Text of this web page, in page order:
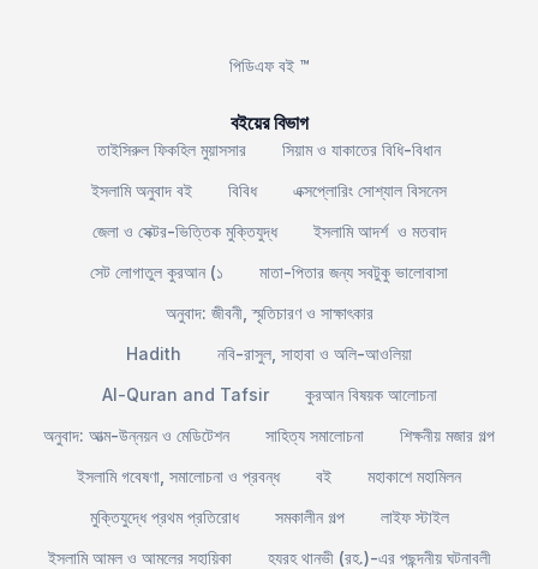
পিডিএফ বই ™
বইয়ের বিভাগ
তাইসিরুল ফিকহিল মুয়াসসার
সিয়াম ও যাকাতের বিধি-বিধান
ইসলামি অনুবাদ বই
বিবিধ
এক্সপ্লোরিং সোশ্যাল বিসনেস
জেলা ও সেক্টর-ভিত্তিক মুক্তিযুদ্ধ
ইসলামি আদর্শ ও মতবাদ
সেট লোগাতুল কুরআন (১
মাতা-পিতার জন্য সবটুকু ভালোবাসা
অনুবাদ: জীবনী, স্মৃতিচারণ ও সাক্ষাৎকার
Hadith
নবি-রাসুল, সাহাবা ও অলি-আওলিয়া
Al-Quran and Tafsir
কুরআন বিষয়ক আলোচনা
অনুবাদ: আত্ম-উন্নয়ন ও মেডিটেশন
সাহিত্য সমালোচনা
শিক্ষনীয় মজার গল্প
ইসলামি গবেষণা, সমালোচনা ও প্রবন্ধ
বই
মহাকাশে মহামিলন
মুক্তিযুদ্ধে প্রথম প্রতিরোধ
সমকালীন গল্প
লাইফ স্টাইল
ইসলামি আমল ও আমলের সহায়িকা
হযরহ থানভী (রহ.)-এর পছন্দনীয় ঘটনাবলী